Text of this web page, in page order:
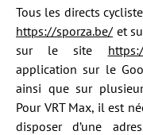
Tous les directs
https://sporza.be/ et
sur le site
application sur le
ainsi que sur
Pour VRT Max, il est
disposer d’une